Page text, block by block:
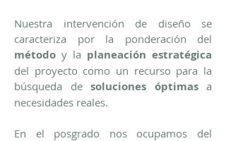
Nuestra intervención de diseño se
caracteriza por la ponderación del
método y la planeación estratégica
del proyecto como un recurso para la
búsqueda de soluciones óptimasa
necesidades reales.
En el posgrado nos ocupamos del